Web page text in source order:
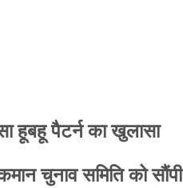
हूबहू पैटर्न का खुलासा
चुनाव समिति को सौंपी